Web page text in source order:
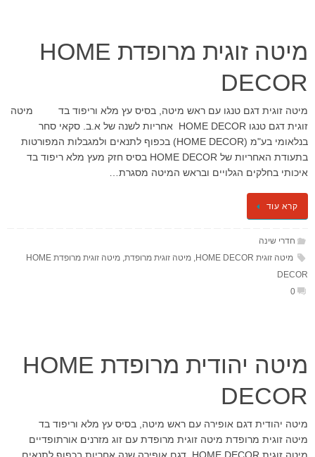
מיטה זוגית מרופדת HOME
DECOR
מיטה זוגית דגם טנגו עם ראש מיטה, בסיס עץ מלא וריפוד בד מיטה
זוגית דגם טנגו HOME DECOR אחריות לשנה של א.ב. סקאי סחר
בנלאומי בע"מ (HOME DECOR) בכפוף לתנאים ולמגבלות המפורטות
בתעודת האחריות של HOME DECOR בסיס חזק מעץ מלא ריפוד בד
איכותי בחלקים הגלויים ובראש המיטה מסגרת…
קרא עוד
חדרי שינה
מיטה זוגית HOME DECOR
מיטה זוגית מרופדת,
מיטה זוגית מרופדת HOME
DECOR
0
מיטה יהודית מרופדת HOME
DECOR
מיטה יהודית דגם אופירה עם ראש מיטה, בסיס עץ מלא וריפוד בד
מיטה זוגית מרופדת מיטה זוגית מרופדת עם זוג מזרנים אורתופדיים